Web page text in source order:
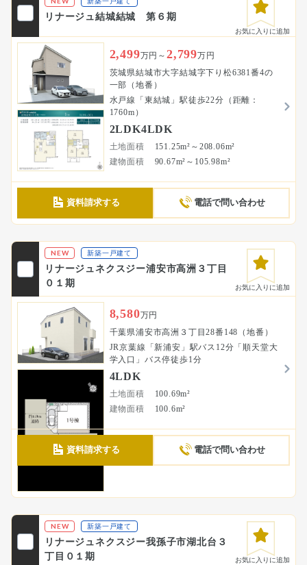
リナージュ結城結城 第６期
お気に入りに追加
2,499万円～ 2,799万円
茨城県結城市大字結城字下り松6381番4の
一部（地番）
水戸線「東結城」駅徒歩22分（距離：
1760m）
2LDK4LDK
土地面積
151.25m²～208.06m²
建物面積
90.67m²～105.98m²
資料請求する 電話で問い合わせ
NEW 新築一戸建て
リナージュネクスジー浦安市高洲３丁目
０１期
お気に入りに追加
8,580万円
千葉県浦安市高洲３丁目28番148（地番）
JR京葉線「新浦安」駅バス12分「順天堂大
学入口」バス停徒歩1分
4LDK
土地面積
100.69m²
建物面積
100.6m²
資料請求する 電話で問い合わせ
NEW 新築一戸建て
リナージュネクスジー我孫子市湖北台３
丁目０１期
お気に入りに追加